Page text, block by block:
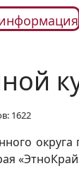
1622
округа